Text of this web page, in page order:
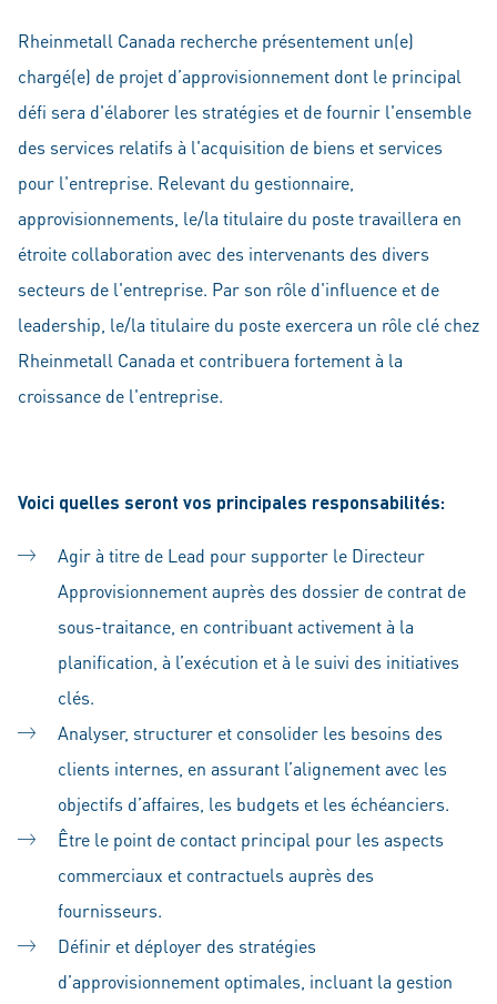
Rheinmetall Canada recherche présentement un(e)
chargé(e) de projet d’approvisionnement dont le principal
défi sera d'élaborer les stratégies et de fournir l'ensemble
des services relatifs à l'acquisition de biens et services
pour l'entreprise. Relevant du gestionnaire,
approvisionnements, le/la titulaire du poste travaillera en
étroite collaboration avec des intervenants des divers
secteurs de l'entreprise. Par son rôle d'influence et de
leadership, le/la titulaire du poste exercera un rôle clé chez
Rheinmetall Canada et contribuera fortement à la
croissance de l'entreprise.
Voici quelles seront vos principales responsabilités:
Agir à titre de Lead pour supporter le Directeur
Approvisionnement auprès des dossier de contrat de
sous-traitance, en contribuant activement à la
planification, à l’exécution et à le suivi des initiatives
clés.
Analyser, structurer et consolider les besoins des
clients internes, en assurant l’alignement avec les
objectifs d’affaires, les budgets et les échéanciers.
Être le point de contact principal pour les aspects
commerciaux et contractuels auprès des
fournisseurs.
Définir et déployer des stratégies
d’approvisionnement optimales, incluant la gestion